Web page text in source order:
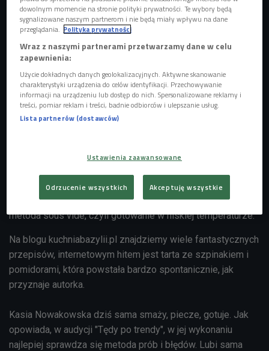
Blogerzy kulinarni nawet ze zwykłej kanapki potrafią wyczarować cuda
Kulinarna podróż Kasi Nowakowskiej zaczęła się od
zaczęła przygoda z gotowaniem. Teraz gotuje, żeby
sprawiać przyjemność - sobie i innym. Ostatnio fascynuje ją
metoda sous vide, czyli gotowanie w niskiej temperaturze.
Na blogu kuchniabazylii.pl znajdziemy wiele fantastycznych
przepisów, internetowym hitem jest tarta ze szpinakiem i
pomidorami, która powstała bardzo spontanicznie, jak
przyznaje autorka.
Kasia Nowakowska dziś sama smaży, piecze, gotuje. Jak
opowiada, w audycji "Tędy po trendy", w jej wykonaniu
najlepiej sprawdza się metoda prób i błędów. Lubi sama
dowolnym momencie na stronie polityki prywatności. Te wybory będą
sygnalizowane naszym partnerom i nie będą miały wpływu na dane
przeglądania. Polityka prywatności
Wraz z naszymi partnerami przetwarzamy dane w celu
zapewnienia:
Użycie dokładnych danych geolokalizacyjnych. Aktywne skanowanie
charakterystyki urządzenia do celów identyfikacji. Przechowywanie
informacji na urządzeniu lub dostęp do nich. Spersonalizowane reklamy i
treści, pomiar reklam i treści, badnie odbiorców i ulepszanie usług.
Lista partnerów (dostawców)
Ustawienia zaawansowane
Odrzucenie wszystkich Akceptuję wszystkie